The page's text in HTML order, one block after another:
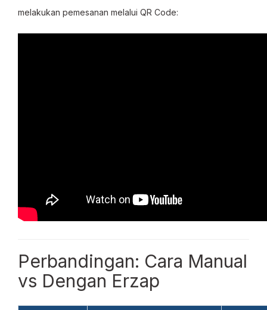
melakukan pemesanan melalui QR Code:
Perbandingan: Cara Manual
vs Dengan Erzap